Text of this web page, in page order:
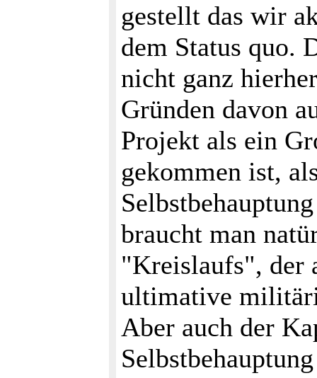
gestellt das wir
dem Status quo.
nicht ganz
Gründen davon
Projekt als ein
gekommen ist,
braucht man
"Kreislaufs", der
ultimative
Aber auch der